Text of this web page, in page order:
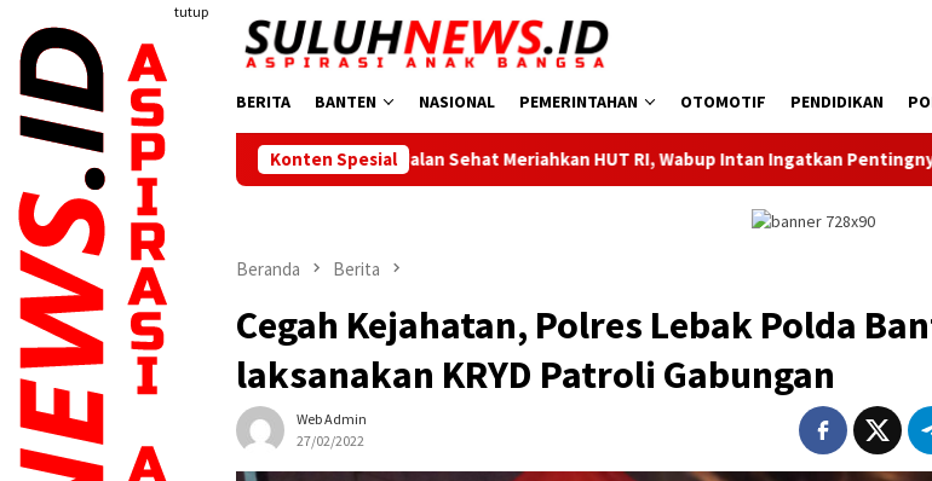
konten
tutup
BERITA BANTEN NASIONAL PEMERINTAHAN OTOMOTIF PENDIDIKAN
Konten Spesial
Jalan Sehat Meriahkan HUT RI, Wabup Intan Ingatkan Pentingnya Kebersamaan
Beranda Berita
Cegah Kejahatan, Polres Lebak Polda
laksanakan KRYD Patroli Gabungan
Web Admin
27/02/2022